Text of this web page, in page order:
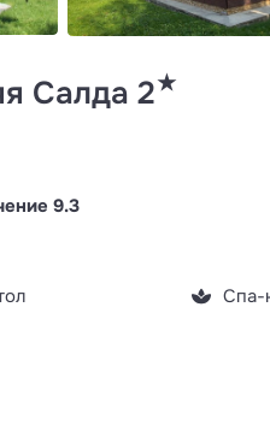
Салда 2★
9.3
Спа-